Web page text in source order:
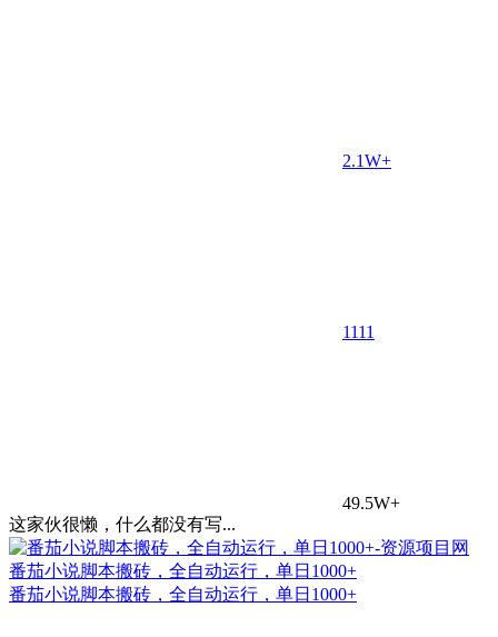
2.1W+
1111
49.5W+
这家伙很懒，什么都没有写...
番茄小说脚本搬砖，全自动运行，单日1000+
番茄小说脚本搬砖，全自动运行，单日1000+